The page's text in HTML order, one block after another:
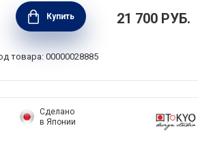
для масла и уксуса
Strata, материал фарфор, цвет
Великобритания,
Купить 21 700 РУБ.
товара: 00000028885
Сделано
в Японии